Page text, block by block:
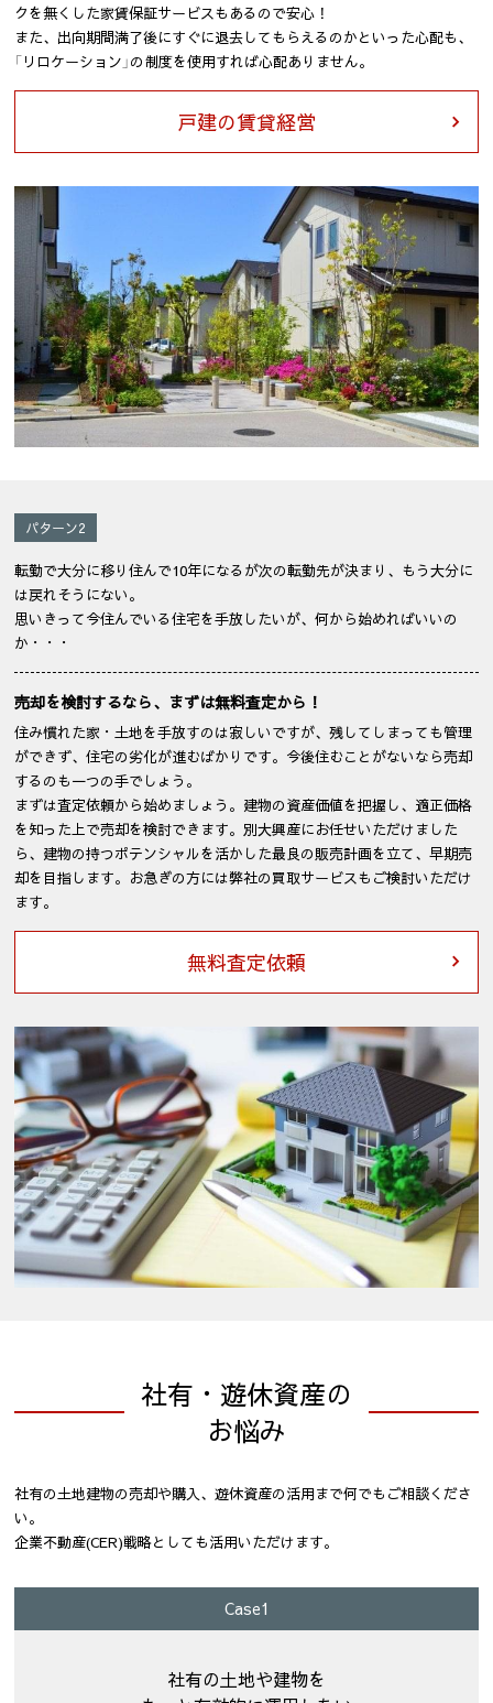
クを無くした家賃保証サービスもあるので安心！
また、出向期間満了後にすぐに退去してもらえるのかといった心配も、
「リロケーション」の制度を使用すれば心配ありません。
戸建の賃貸経営
パターン2
転勤で大分に移り住んで10年になるが次の転勤先が決まり、もう大分に
は戻れそうにない。
思いきって今住んでいる住宅を手放したいが、何から始めればいいの
か・・・
売却を検討するなら、まずは無料査定から！
住み慣れた家・土地を手放すのは寂しいですが、残してしまっても管理
ができず、住宅の劣化が進むばかりです。今後住むことがないなら売却
するのも一つの手でしょう。
まずは査定依頼から始めましょう。建物の資産価値を把握し、適正価格
を知った上で売却を検討できます。別大興産にお任せいただけました
ら、建物の持つポテンシャルを活かした最良の販売計画を立て、早期売
却を目指します。お急ぎの方には弊社の買取サービスもご検討いただけ
ます。
無料査定依頼
社有・遊休資産の
お悩み
社有の土地建物の売却や購入、遊休資産の活用まで何でもご相談くださ
い。
企業不動産(CER)戦略としても活用いただけます。
Case1
社有の土地や建物を